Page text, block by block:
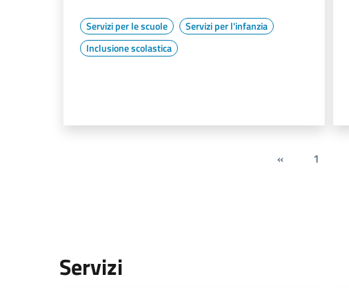
Servizi per le scuole
Servizi per l'infanzia
Inclusione scolastica
« 1
Servizi